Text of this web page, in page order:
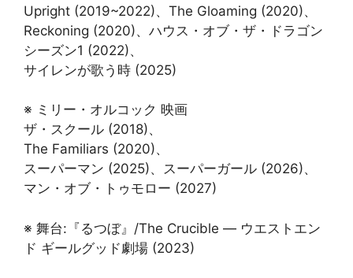
Upright (2019~2022)、The Gloaming (2020)、
Reckoning (2020)、ハウス・オブ・ザ・ドラゴン
シーズン1 (2022)、
サイレンが歌う時 (2025)
※ ミリー・オルコック 映画
ザ・スクール (2018)、
The Familiars (2020)、
スーパーマン (2025)、スーパーガール (2026)、
マン・オブ・トゥモロー (2027)
※ 舞台:『るつぼ』/The Crucible — ウエストエン
ド ギールグッド劇場 (2023)